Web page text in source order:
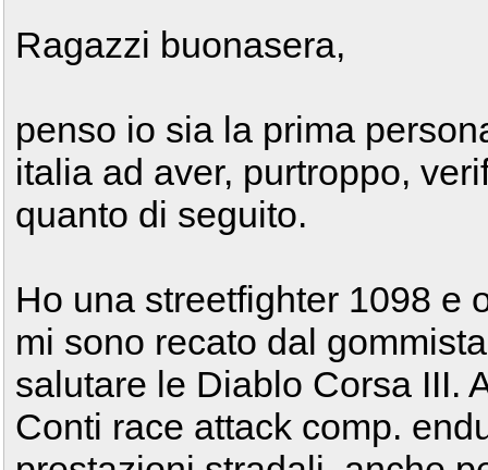
Ragazzi buonasera,
penso io sia la prima
italia ad aver, purtroppo,
quanto di seguito.
Ho una streetfighter 1098 e
mi sono recato dal
salutare le Diablo Corsa III.
Conti race attack comp.